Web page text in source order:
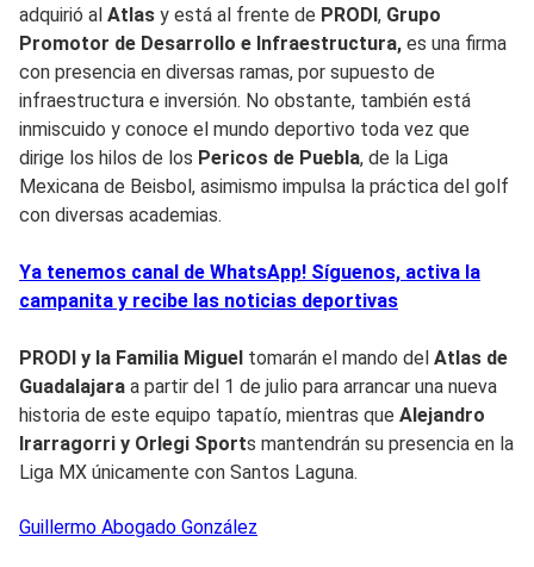
adquirió al Atlas y está al frente de PRODI, Grupo
Promotor de Desarrollo e Infraestructura, es una firma
con presencia en diversas ramas, por supuesto de
infraestructura e inversión. No obstante, también está
inmiscuido y conoce el mundo deportivo toda vez que
dirige los hilos de los Pericos de Puebla, de la Liga
Mexicana de Beisbol, asimismo impulsa la práctica del golf
con diversas academias.
Ya tenemos canal de WhatsApp! Síguenos, activa la
campanita y recibe las noticias deportivas
PRODI y la Familia Miguel tomarán el mando del Atlas de
Guadalajara a partir del 1 de julio para arrancar una nueva
historia de este equipo tapatío, mientras que Alejandro
Irarragorri y Orlegi Sports mantendrán su presencia en la
Liga MX únicamente con Santos Laguna.
Guillermo Abogado González